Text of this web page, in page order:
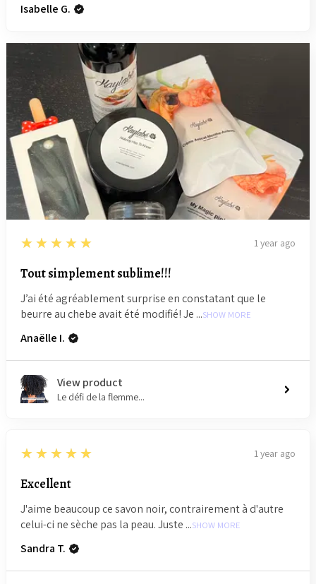
Isabelle G.
5
★★★★★ 1 year ago
Tout simplement sublime!!!
J’ai été agréablement surprise en constatant que le
beurre au chebe avait été modifié! Je ...SHOW MORE
Anaëlle I.
View product
Le défi de la flemme...
5
★★★★★ 1 year ago
Excellent
J'aime beaucoup ce savon noir, contrairement à d'autre
celui-ci ne sèche pas la peau. Juste ...SHOW MORE
Sandra T.